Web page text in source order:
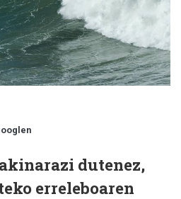
dutenez,
erreleboaren